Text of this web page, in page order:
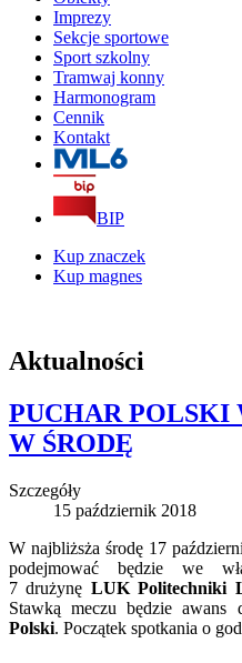
Imprezy
Sekcje sportowe
Sport szkolny
Tramwaj konny
Harmonogram
Cennik
Kontakt
BIP
Kup znaczek
Kup magnes
Aktualności
PUCHAR POLSKI
W ŚRODĘ
Szczegóły
15 październik 2018
W najbliżsża środę 17
podejmować będzie we
7 drużynę LUK Politechniki
Stawką meczu będzie
Polski. Początek spotkania o